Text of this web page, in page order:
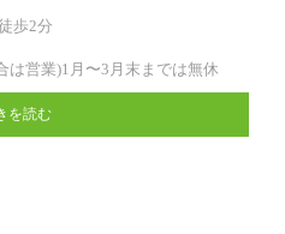
歩2分
は営業)1月〜3月末までは無休
を読む